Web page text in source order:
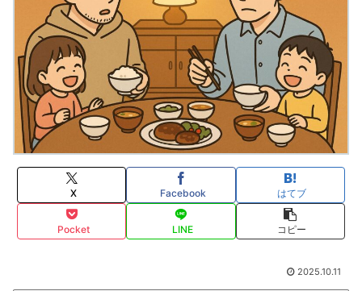
X Facebook はてブ
Pocket LINE コピー
2025.10.11